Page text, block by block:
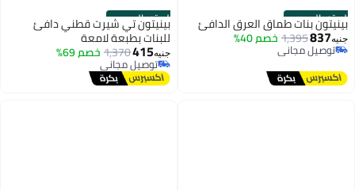
الستور الرسمي
بينيتون بنات طماق العرق الدافئ
جنيه837
1,395خصم 40%
توصيل مجاني
توصيل مجاني
الستور الرسمي
بينيتون تي شيرت قطني دافئ
للبنات بطبعة لامعة
جنيه415
1,370خصم 69%
توصيل مجاني
توصيل مجاني